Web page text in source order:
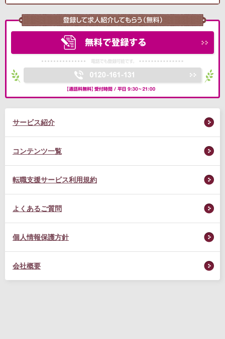
サービス紹介
コンテンツ一覧
転職支援サービス利用規約
よくあるご質問
個人情報保護方針
会社概要